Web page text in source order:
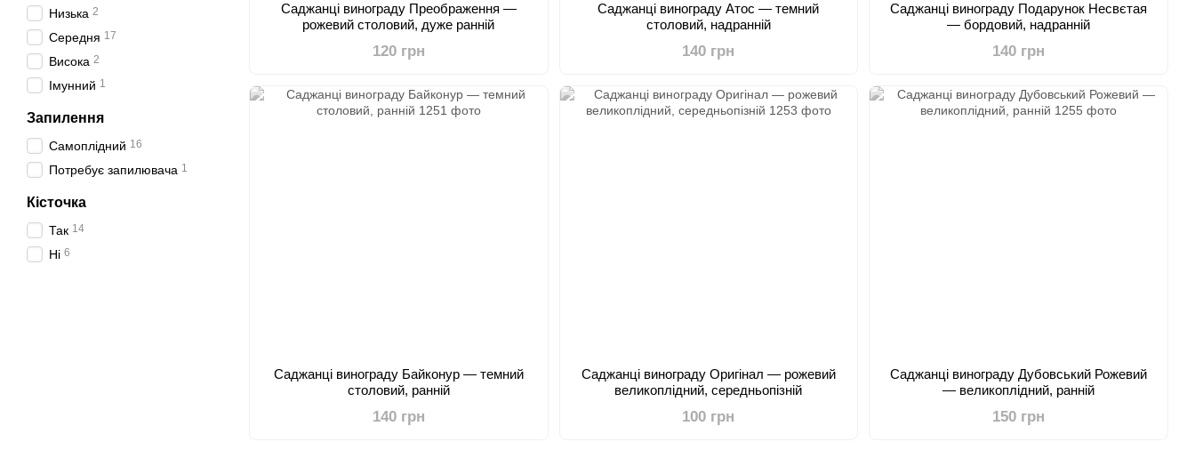
Саджанці винограду Преображення —
рожевий столовий, дуже ранній
120 грн
Саджанці винограду Атос — темний
столовий, надранній
140 грн
Саджанці винограду Подарунок Несвєтая
— бордовий, надранній
140 грн
Саджанці винограду Байконур — темний
столовий, ранній
140 грн
Саджанці винограду Оригінал — рожевий
великоплідний, середньопізній
100 грн
Саджанці винограду Дубовський Рожевий
— великоплідний, ранній
150 грн
Низька 2
Середня 17
Висока 2
Імунний 1
Запилення
Самоплідний 16
Потребує запилювача 1
Кісточка
Так 14
Ні 6